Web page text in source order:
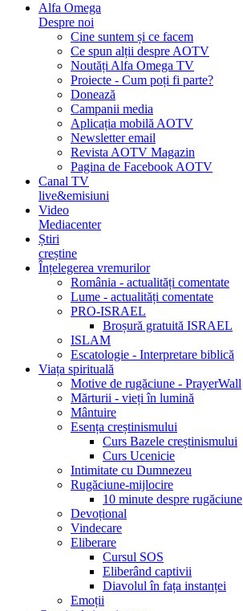
Alfa Omega
Despre noi
Cine suntem și ce facem
Ce spun alții despre AOTV
Noutăți Alfa Omega TV
Proiecte - Cum poți fi parte?
Donează
Campanii media
Aplicația mobilă AOTV
Newsletter email
Revista AOTV Magazin
Pagina de Facebook AOTV
Canal TV
live&emisiuni
Video
Mediacenter
Știri
creștine
Înțelegerea vremurilor
România - actualități comentate
Lume - actualități comentate
PRO-ISRAEL
Broșură gratuită ISRAEL
ISLAM
Escatologie - Interpretare biblică
Viața spirituală
Motive de rugăciune - PrayerWall
Mărturii - vieți în lumină
Mântuire
Esența creștinismului
Curs Bazele creștinismului
Curs Ucenicie
Intimitate cu Dumnezeu
Rugăciune-mijlocire
10 minute despre rugăciune
Devoțional
Vindecare
Eliberare
Cursul SOS
Eliberând captivii
Diavolul în fața instanței
Emoții